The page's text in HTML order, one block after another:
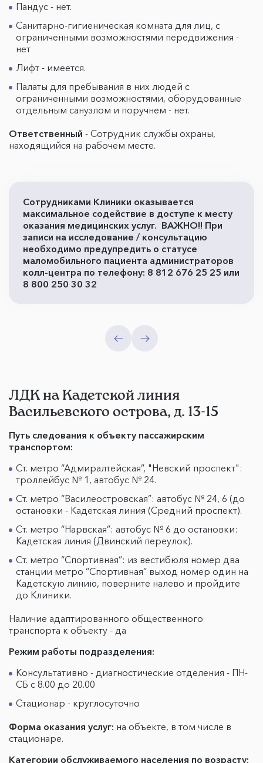
Пандус - нет.
Санитарно-гигиеническая комната для лиц, с
ограниченными возможностями передвижения -
нет
Лифт - имеется.
Палаты для пребывания в них людей с
ограниченными возможностями, оборудованные
отдельным санузлом и поручнем - нет.
Ответственный - Сотрудник службы охраны,
находящийся на рабочем месте.
Сотрудниками Клиники оказывается
максимальное содействие в доступе к месту
оказания медицинских услуг. ВАЖНО!! При
записи на исследование / консультацию
необходимо предупредить о статусе
маломобильного пациента администраторов
колл-центра по телефону: 8 812 676 25 25 или
8 800 250 30 32
ЛДК на Кадетской линия
Васильевского острова, д. 13-15
Путь следования к объекту пассажирским
транспортом:
Ст. метро “Адмиралтейская”, "Невский проспект":
троллейбус № 1, автобус № 24.
Ст. метро “Василеостровская”: автобус № 24, 6 (до
остановки - Кадетская линия (Средний проспект).
Ст. метро “Нарвская”: автобус № 6 до остановки:
Кадетская линия (Двинский переулок).
Ст. метро “Спортивная”: из вестибюля номер два
станции метро “Спортивная” выход номер один на
Кадетскую линию, поверните налево и пройдите
до Клиники.
Наличие адаптированного общественного
транспорта к объекту - да
Режим работы подразделения:
Консультативно - диагностические отделения - ПН-
СБ с 8.00 до 20.00
Стационар - круглосуточно
Форма оказания услуг: на объекте, в том числе в
стационаре.
Категории обслуживаемого населения по возрасту: